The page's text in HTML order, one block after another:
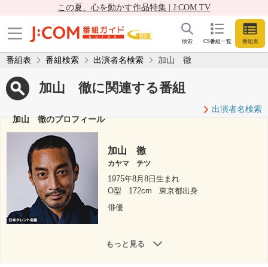
この夏、心を動かす作品特集 | J:COM TV
CS番組一覧 番組表
検索
番組表 番組検索 出演者名検索 加山 徹
加山 徹に関連する番組
出演者名検索
加山 徹のプロフィール
加山 徹
カヤマ テツ
1975年8月8日生まれ
O型
172cm
東京都出身
俳優
もっと見る